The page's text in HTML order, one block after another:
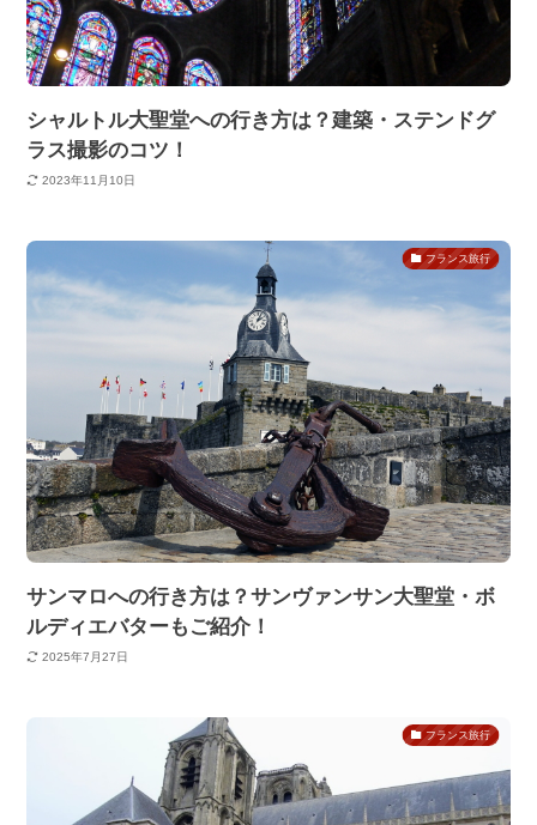
シャルトル大聖堂への行き方は？建築・ステンドグ
ラス撮影のコツ！
2023年11月10日
フランス旅行
サンマロへの行き方は？サンヴァンサン大聖堂・ボ
ルディエバターもご紹介！
2025年7月27日
フランス旅行